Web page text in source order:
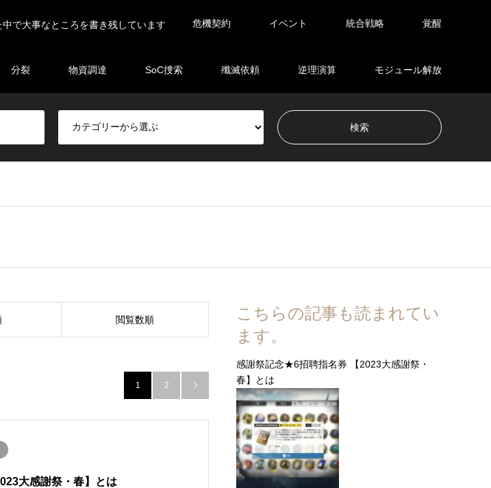
で大事なところを書き残しています 危機契約 イベント 統合戦略 覚醒
分裂 物資調達 SoC捜索 殲滅依頼 逆理演算 モジュール解放
閲覧数順
1 2 
大感謝祭・春】とは
こちらの記事も読まれてい
ます。
感謝祭記念★6招聘指名券 【2023大感謝祭・
春】とは